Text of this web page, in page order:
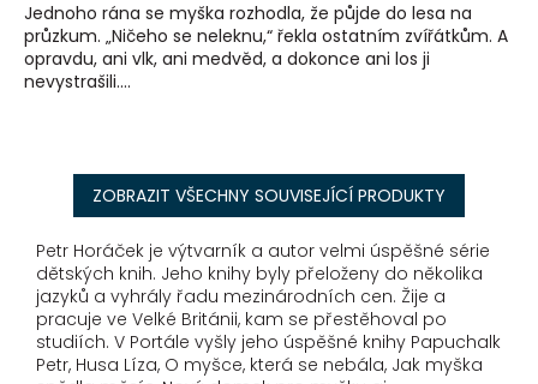
Jednoho rána se myška rozhodla, že půjde do lesa na
průzkum. „Ničeho se neleknu,“ řekla ostatním zvířátkům. A
opravdu, ani vlk, ani medvěd, a dokonce ani los ji
nevystrašili....
ZOBRAZIT VŠECHNY SOUVISEJÍCÍ PRODUKTY
Petr Horáček je výtvarník a autor velmi úspěšné série
dětských knih. Jeho knihy byly přeloženy do několika
jazyků a vyhrály řadu mezinárodních cen. Žije a
pracuje ve Velké Británii, kam se přestěhoval po
studiích. V Portále vyšly jeho úspěšné knihy Papuchalk
Petr, Husa Líza, O myšce, která se nebála, Jak myška